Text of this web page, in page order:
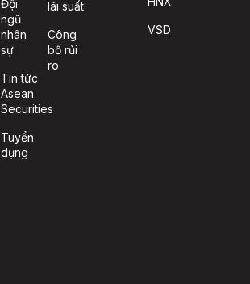
Đội
ngũ
nhân
sự
Tin tức
Asean
Securities
Tuyển
dụng
lãi suất
Công
bố rủi
ro
VSD